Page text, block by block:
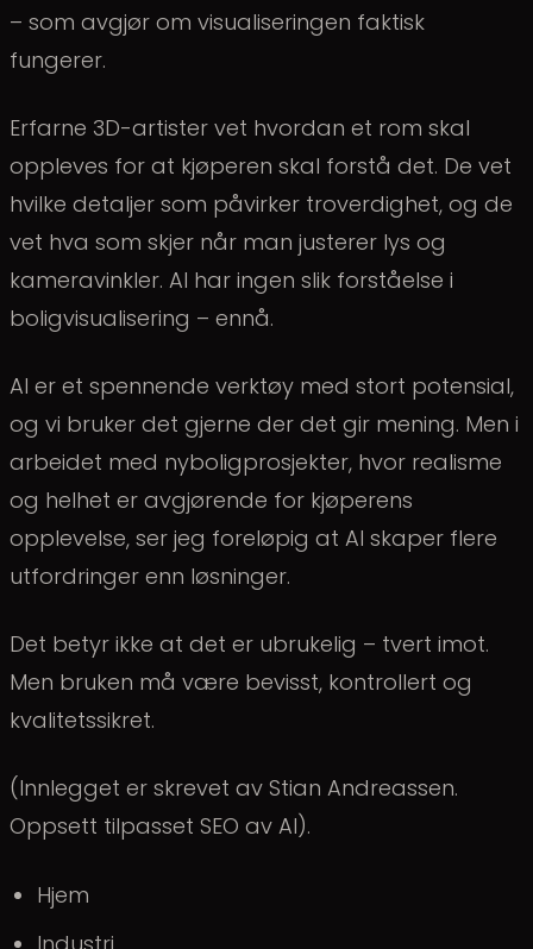
– som avgjør om visualiseringen faktisk
fungerer.
Erfarne 3D-artister vet hvordan et rom skal
oppleves for at kjøperen skal forstå det. De vet
hvilke detaljer som påvirker troverdighet, og de
vet hva som skjer når man justerer lys og
kameravinkler. AI har ingen slik forståelse i
boligvisualisering – ennå.
AI er et spennende verktøy med stort potensial,
og vi bruker det gjerne der det gir mening. Men i
arbeidet med nyboligprosjekter, hvor realisme
og helhet er avgjørende for kjøperens
opplevelse, ser jeg foreløpig at AI skaper flere
utfordringer enn løsninger.
Det betyr ikke at det er ubrukelig – tvert imot.
Men bruken må være bevisst, kontrollert og
kvalitetssikret.
(Innlegget er skrevet av Stian Andreassen.
Oppsett tilpasset SEO av AI).
Hjem